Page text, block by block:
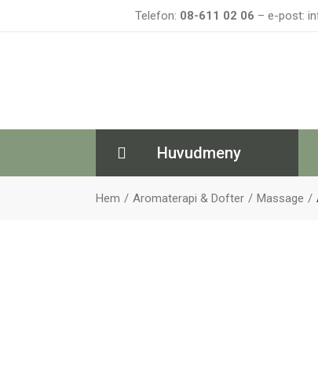
Telefon: 08-611 02 06 – e-post:
Huvudmeny
Hem Aromaterapi & Dofter Massage